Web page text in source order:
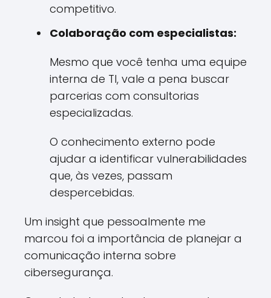
competitivo.
Colaboração com especialistas:
Mesmo que você tenha uma equipe
interna de TI, vale a pena buscar
parcerias com consultorias
especializadas.
O conhecimento externo pode
ajudar a identificar vulnerabilidades
que, às vezes, passam
despercebidas.
Um insight que pessoalmente me
marcou foi a importância de planejar a
comunicação interna sobre
cibersegurança.